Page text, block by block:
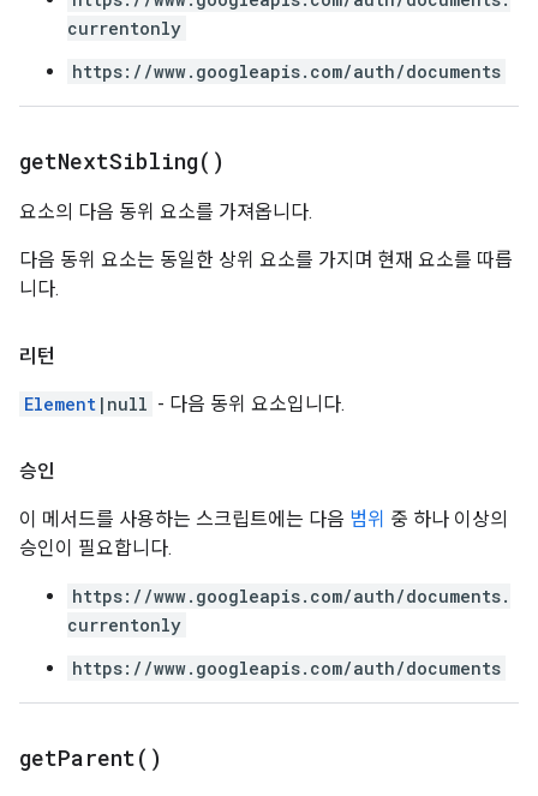
currentonly
https://www.googleapis.com/auth/documents
getNextSibling( )
요소의 다음 동위 요소를 가져옵니다.
다음 동위 요소는 동일한 상위 요소를 가지며 현재 요소를 따릅
니다.
리턴
Element |null - 다음 동위 요소입니다.
승인
이 메서드를 사용하는 스크립트에는 다음 범위 중 하나 이상의
승인이 필요합니다.
https://www.googleapis.com/auth/documents.
currentonly
https://www.googleapis.com/auth/documents
getParent( )